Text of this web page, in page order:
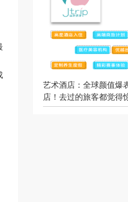
艺术酒店：全球颜值爆
店！去过的旅客都觉得